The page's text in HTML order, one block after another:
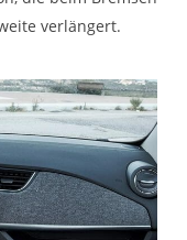
verlängert.